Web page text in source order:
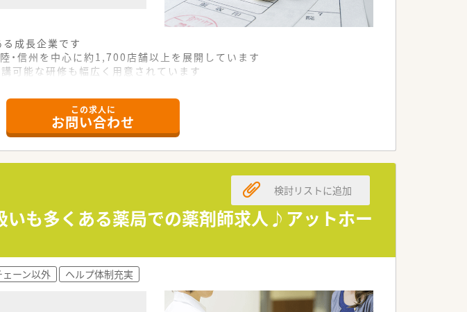
成長企業です
・信州を中心に約1,700店舗以上を展開しています
可能な研修も幅広く用意されています
働き方を選択できます
内薬局」「訪問調剤特化型店舗」など様々な店舗を運営しています
店舗以上、無菌調剤室は業界最多の51店舗設置しています
人部門）認定」等を取得し一人ひとりが働きやすい環境が整備されて
るのも特徴です
この求人に
お問い合わせ
も多くある薬局での薬剤師求人♪アットホー
検討リストに追加
ェーン以外 ヘルプ体制充実